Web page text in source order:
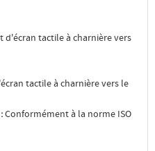
d'écran tactile à charnière vers
tactile à charnière vers le
Conformément à la norme ISO